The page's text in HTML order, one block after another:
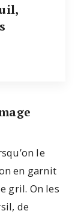
le
en garnit
gril. On les
de